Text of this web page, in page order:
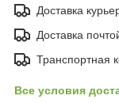
Доставка
Доставка
Транспортная
Все условия